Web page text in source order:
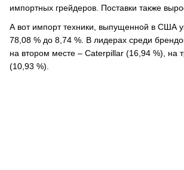
импортных грейдеров. Поставки также
А вот импорт техники, выпущенной в США
78,08 % до 8,74 %. В лидерах среди
на втором месте – Сaterpillar (16,94 %), на
(10,93 %).